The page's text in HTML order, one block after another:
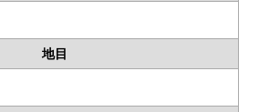
地目